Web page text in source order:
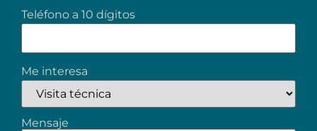
Teléfono a 10 dígitos
Me interesa
Mensaje